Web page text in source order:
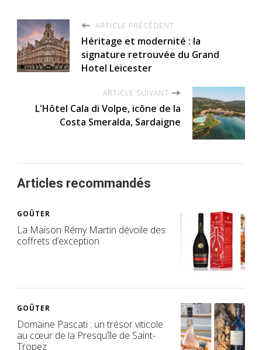
ARTICLE PRÉCÉDENT
Héritage et modernité : la
signature retrouvée du Grand
Hotel Leicester
ARTICLE SUIVANT
L'Hôtel Cala di Volpe, icône de la
Costa Smeralda, Sardaigne
Articles recommandés
GOÛTER
La Maison Rémy Martin dévoile des
coffrets d’exception
GOÛTER
Domaine Pascati : un trésor viticole
au cœur de la Presqu’île de Saint-
Tropez